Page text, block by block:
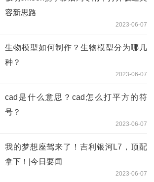
容新思路
2023-06-07
生物模型如何制作？生物模型分为哪几
种？
2023-06-07
cad是什么意思？cad怎么打平方的符
号？
2023-06-07
我的梦想座驾来了！吉利银河L7，顶配
拿下！|今日要闻
2023-06-07